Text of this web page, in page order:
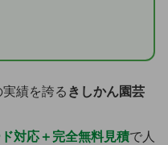
績を誇る きしかん園芸
対応＋完全無料見積で人